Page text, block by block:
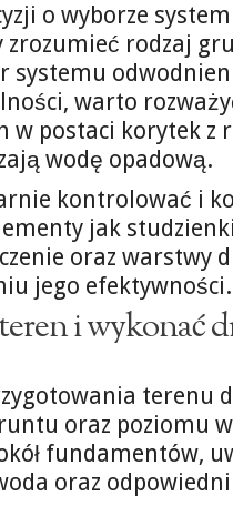
o wyborze
zrozumieć rodzaj
systemu
warto
w postaci korytek z
wodę opadową.
kontrolować i
jak
oraz warstwy
jego efektywności.
i wykonać
terenu
oraz poziomu
fundamentów,
oraz